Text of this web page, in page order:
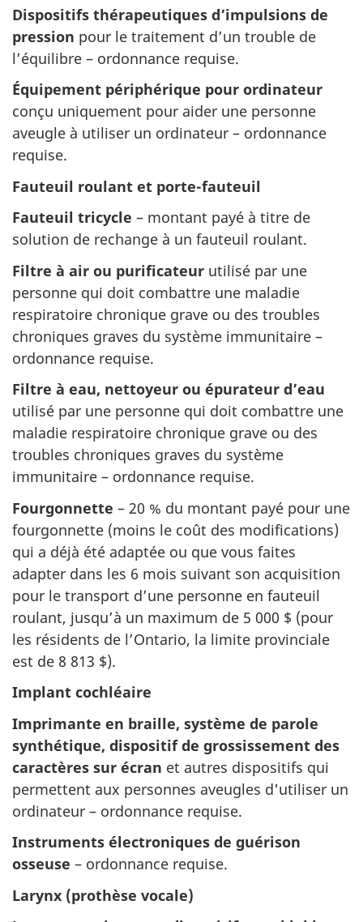
Dispositifs thérapeutiques d’impulsions de
pression pour le traitement d’un trouble de
l’équilibre – ordonnance requise.
Équipement périphérique pour ordinateur
conçu uniquement pour aider une personne
aveugle à utiliser un ordinateur – ordonnance
requise.
Fauteuil roulant et porte-fauteuil
Fauteuil tricycle – montant payé à titre de
solution de rechange à un fauteuil roulant.
Filtre à air ou purificateur utilisé par une
personne qui doit combattre une maladie
respiratoire chronique grave ou des troubles
chroniques graves du système immunitaire –
ordonnance requise.
Filtre à eau, nettoyeur ou épurateur d’eau
utilisé par une personne qui doit combattre une
maladie respiratoire chronique grave ou des
troubles chroniques graves du système
immunitaire – ordonnance requise.
Fourgonnette – 20 % du montant payé pour une
fourgonnette (moins le coût des modifications)
qui a déjà été adaptée ou que vous faites
adapter dans les 6 mois suivant son acquisition
pour le transport d’une personne en fauteuil
roulant, jusqu’à un maximum de 5 000 $ (pour
les résidents de l’Ontario, la limite provinciale
est de 8 813 $).
Implant cochléaire
Imprimante en braille, système de parole
synthétique, dispositif de grossissement des
caractères sur écran et autres dispositifs qui
permettent aux personnes aveugles d'utiliser un
ordinateur – ordonnance requise.
Instruments électroniques de guérison
osseuse – ordonnance requise.
Larynx (prothèse vocale)